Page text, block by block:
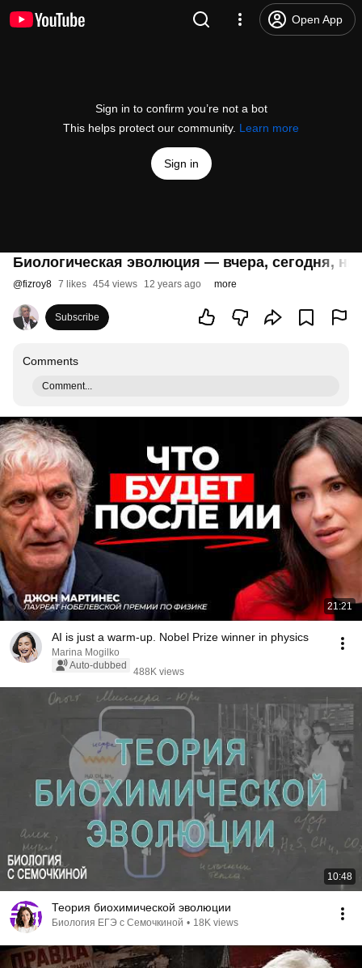
Open App
Sign in to confirm you’re not a bot
This helps protect our community. Learn more
Sign in
Биологическая эволюция — вчера, сегодня,
@fizroy8 7 likes 454 views 12 years ago more
Subscribe
Comments
Comment...
21:21
AI is just a warm-up. Nobel Prize winner in physics
Marina Mogilko
Auto-dubbed
488K views
10:48
Теория биохимической эволюции
Биология ЕГЭ с Семочкиной • 18K views